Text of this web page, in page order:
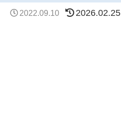
2022.09.10 2026.02.25